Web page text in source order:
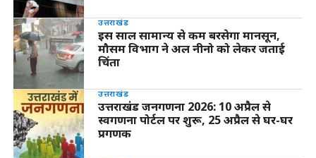
उत्तराखंड
इस साल सामान्य से कम बरसेगा मानसून,
मौसम विभाग ने अल नीनो को लेकर जताई
चिंता
उत्तराखंड
उत्तराखंड जनगणना 2026: 10 अप्रैल से
स्वगणना पोर्टल पर शुरू, 25 अप्रैल से घर-घर
प्रगणक